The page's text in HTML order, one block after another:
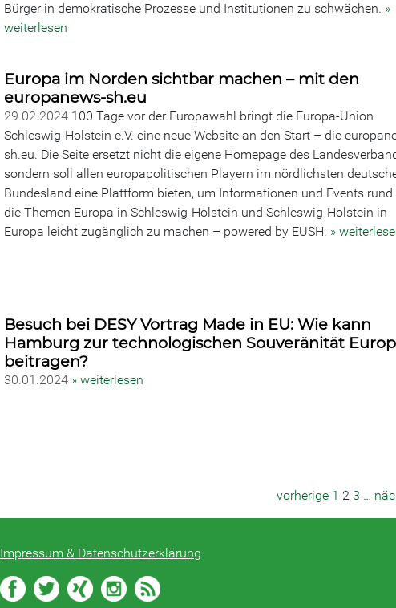
Bürger in demokratische Prozesse und Institutionen zu schwächen. »
weiterlesen
Europa im Norden sichtbar machen – mit den
europanews-sh.eu
29.02.2024 100 Tage vor der Europawahl bringt die Europa-Union
Schleswig-Holstein e.V. eine neue Website an den Start – die
sh.eu. Die Seite ersetzt nicht die eigene Homepage des
sondern soll allen europapolitischen Playern im nördlichsten
Bundesland eine Plattform bieten, um Informationen und Events rund
die Themen Europa in Schleswig-Holstein und Schleswig-Holstein in
Europa leicht zugänglich zu machen – powered by EUSH. »
Besuch bei DESY Vortrag Made in EU: Wie kann
Hamburg zur technologischen Souveränität
beitragen?
30.01.2024 » weiterlesen
vorherige 1 2 3 …
Impressum & Datenschutzerklärung